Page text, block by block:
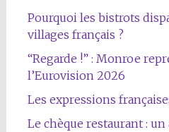
Pourquoi les bistrots
villages français ?
“Regarde !” : Monroe
l’Eurovision 2026
Les expressions
Le chèque restaurant :